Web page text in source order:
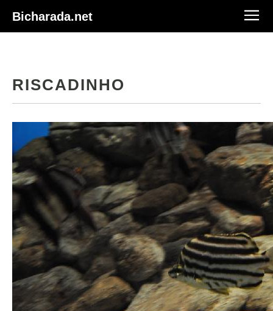
Bicharada.net
RISCADINHO